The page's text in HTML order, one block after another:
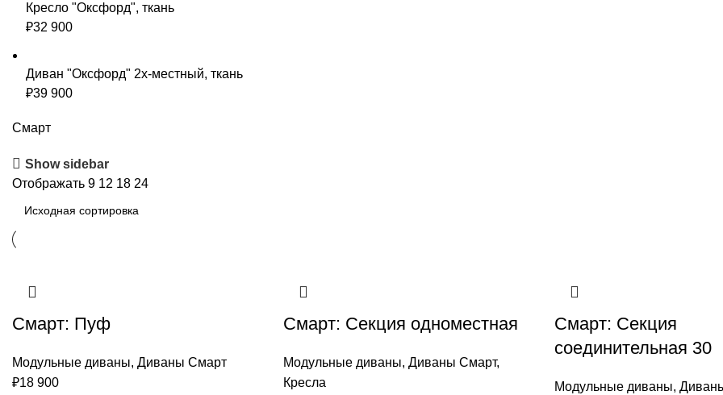
Кресло "Оксфорд", ткань
₽32 900
Диван "Оксфорд" 2х-местный, ткань
₽39 900
Смарт
Show sidebar
Отображать 9 12 18 24
Смарт: Пуф
Модульные диваны, Диваны Смарт
₽18 900
Смарт: Секция одноместная
Модульные диваны, Диваны Смарт,
Кресла
Смарт: Секция
соединительная 30
Модульные диваны,